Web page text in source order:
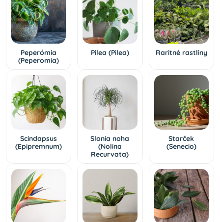
Peperómia
(Peperomia)
Pilea (Pilea) Raritné rastliny
Scindapsus
(Epipremnum)
Slonia noha
(Nolina
Recurvata)
Starček
(Senecio)